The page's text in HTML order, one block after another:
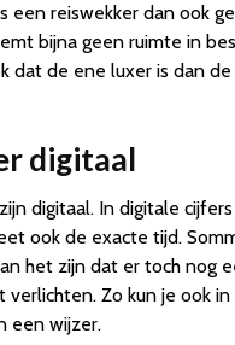
een reiswekker dan ook
bijna geen ruimte in
dat de ene luxer is dan
digitaal
digitaal. In digitale
ook de exacte tijd.
het zijn dat er toch nog
verlichten. Zo kun je ook
een wijzer.